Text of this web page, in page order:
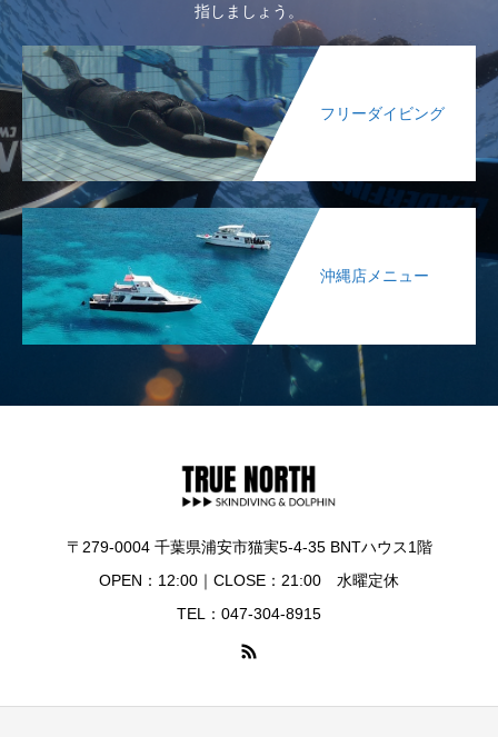
指しましょう。
フリーダイビング
沖縄店メニュー
〒279-0004 千葉県浦安市猫実5-4-35 BNTハウス1階
OPEN：12:00｜CLOSE：21:00 水曜定休
TEL：047-304-8915